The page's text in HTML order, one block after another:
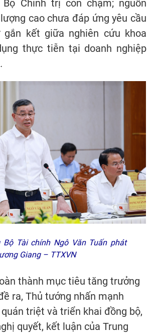
Chính trị còn chậm; nguồn
cao chưa đáp ứng yêu cầu
kết giữa nghiên cứu khoa
thực tiễn tại doanh nghiệp
Tài chính Ngô Văn Tuấn phát
Giang – TTXVN
thành mục tiêu tăng trưởng
ra, Thủ tướng nhấn mạnh
triệt và triển khai đồng bộ,
quyết, kết luận của Trung